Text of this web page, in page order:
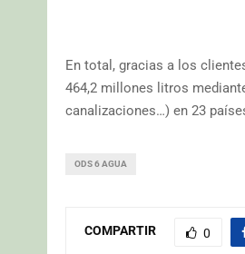
En total, gracias a los
464,2 millones litros
canalizaciones…) en 23
ODS 6 AGUA
COMPARTIR 0